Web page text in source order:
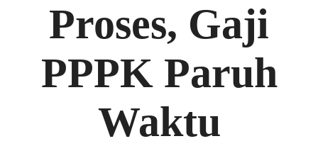
Proses, Gaji
PPPK Paruh
Waktu